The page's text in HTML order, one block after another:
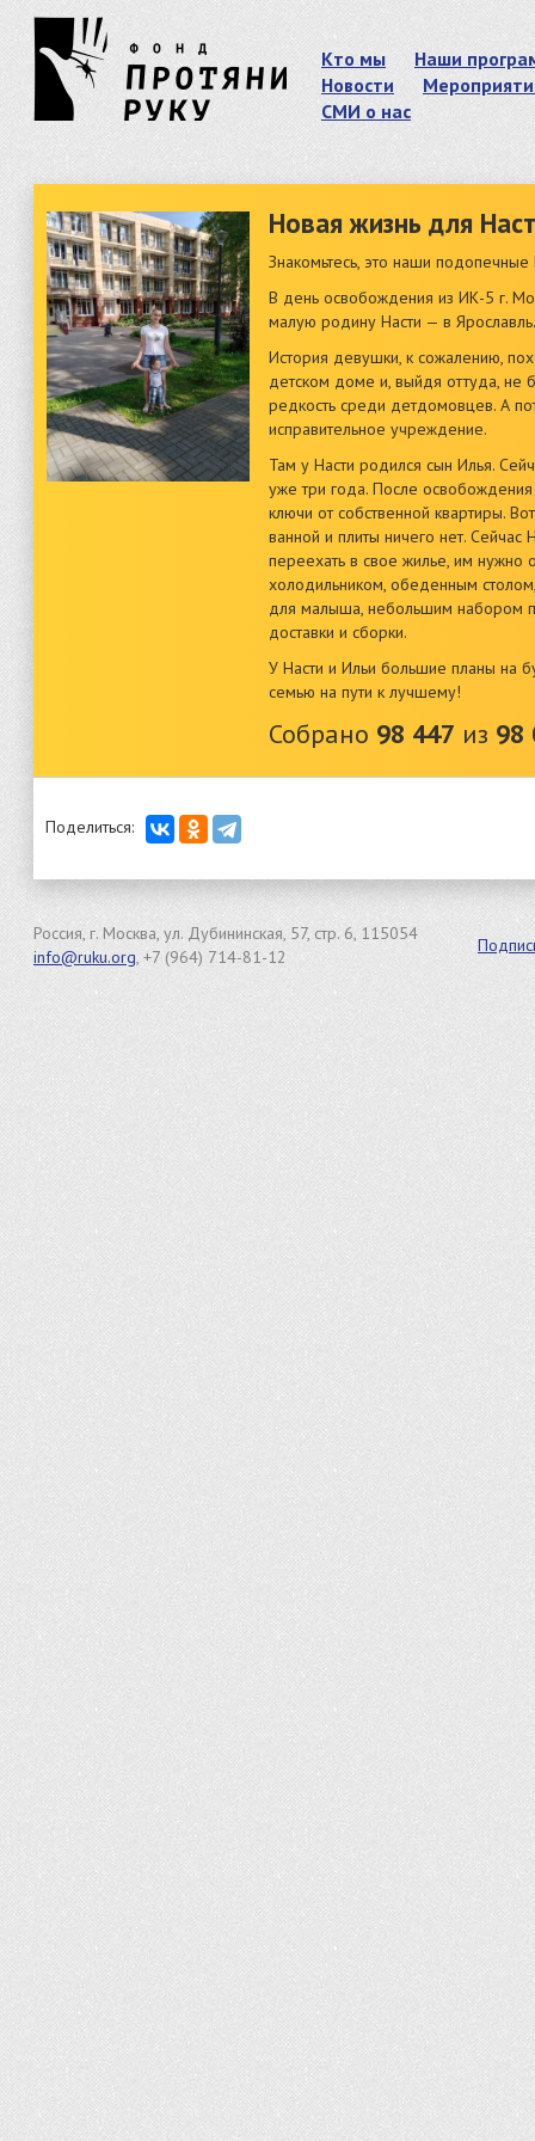
Кто мы
Наши
Новости
СМИ о нас
Новая жизнь для
Знакомьтесь, это наши
В день освобождения из ИК-5 г.
малую родину Насти — в Ярославль.
История девушки, к сожалению,
детском доме и, выйдя оттуда, не
редкость среди детдомовцев. А
исправительное учреждение.
Там у Насти родился сын Илья.
уже три года. После
ключи от собственной квартиры.
ванной и плиты ничего нет. Сейчас
переехать в свое жилье, им
холодильником, обеденным
для малыша, небольшим набором
доставки и сборки.
У Насти и Ильи большие планы на
семью на пути к лучшему!
Собрано 98 447 из 98
Поделиться:
Россия, г. Москва, ул. Дубининская, 57, стр. 6, 115054
info@ruku.org, +7 (964) 714-81-12